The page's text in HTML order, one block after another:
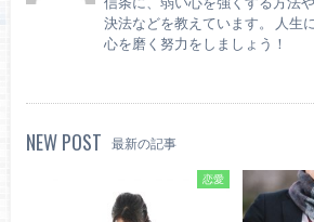
決法などを教えています。 人生
心を磨く努力をしましょう！
NEW POST 最新の記事
恋愛